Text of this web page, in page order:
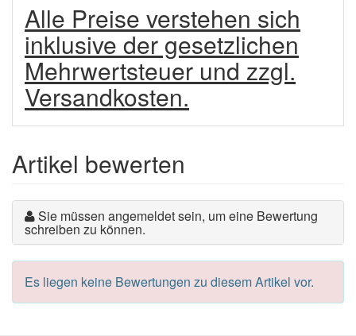
Alle Preise verstehen sich
inklusive der gesetzlichen
Mehrwertsteuer und zzgl.
Versandkosten.
Artikel bewerten
Sie müssen angemeldet sein, um eine Bewertung
schreiben zu können.
Es liegen keine Bewertungen zu diesem Artikel vor.